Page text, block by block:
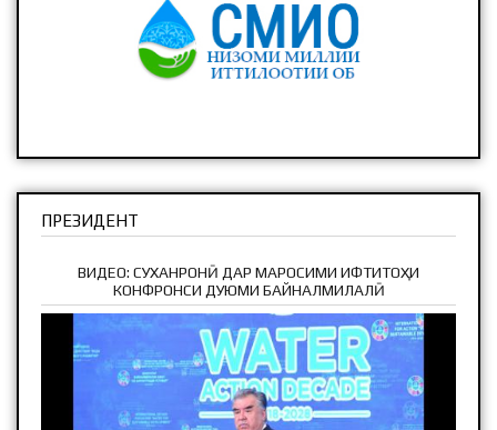
ПРЕЗИДЕНТ
ВИДЕО: СУХАНРОНӢ ДАР МАРОСИМИ ИФТИТОҲИ
КОНФРОНСИ ДУЮМИ БАЙНАЛМИЛАЛӢ